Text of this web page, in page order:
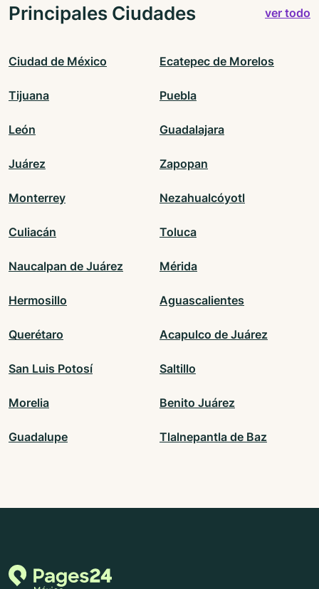
Principales Ciudades ver todo
Ciudad de México Ecatepec de Morelos
Tijuana Puebla
León Guadalajara
Juárez Zapopan
Monterrey Nezahualcóyotl
Culiacán Toluca
Naucalpan de Juárez Mérida
Hermosillo Aguascalientes
Querétaro Acapulco de Juárez
San Luis Potosí Saltillo
Morelia Benito Juárez
Guadalupe Tlalnepantla de Baz